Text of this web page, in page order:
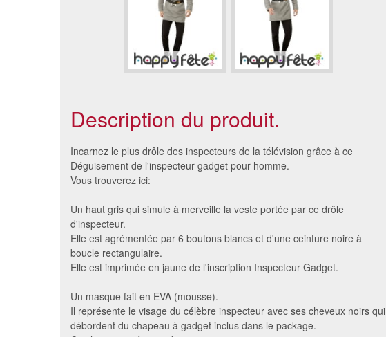
Description du produit.
Incarnez le plus drôle des inspecteurs de la télévision grâce à ce
Déguisement de l'inspecteur gadget pour homme.
Vous trouverez ici:
Un haut gris qui simule à merveille la veste portée par ce drôle
d'inspecteur.
Elle est agrémentée par 6 boutons blancs et d'une ceinture noire à
boucle rectangulaire.
Elle est imprimée en jaune de l'inscription Inspecteur Gadget.
Un masque fait en EVA (mousse).
Il représente le visage du célèbre inspecteur avec ses cheveux noirs qui
débordent du chapeau à gadget inclus dans le package.
Déguisement de mario
casquette wario, adulte
31 €
pour homme